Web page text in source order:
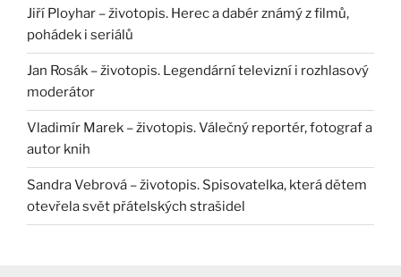
Jiří Ployhar – životopis. Herec a dabér známý z filmů,
pohádek i seriálů
Jan Rosák – životopis. Legendární televizní i rozhlasový
moderátor
Vladimír Marek – životopis. Válečný reportér, fotograf a
autor knih
Sandra Vebrová – životopis. Spisovatelka, která dětem
otevřela svět přátelských strašidel